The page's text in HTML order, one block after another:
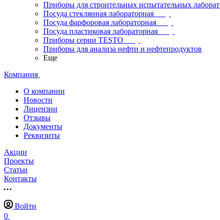
Приборы для строительных испытательных
Посуда стеклянная лабораторная
Посуда фарфоровая лабораторная
Посуда пластиковая лабораторная
Приборы серии TESTO
Приборы для анализа нефти и нефтепродуктов
Еще
Компания
О компании
Новости
Лицензии
Отзывы
Документы
Реквизиты
Акции
Проекты
Статьи
Контакты
Войти
0